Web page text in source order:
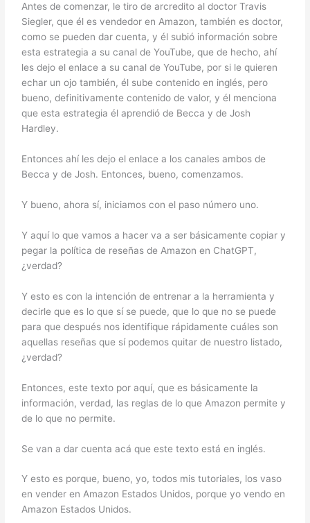
Antes de comenzar, le tiro de arcredito al doctor Travis
Siegler, que él es vendedor en Amazon, también es doctor,
como se pueden dar cuenta, y él subió información sobre
esta estrategia a su canal de YouTube, que de hecho, ahí
les dejo el enlace a su canal de YouTube, por si le quieren
echar un ojo también, él sube contenido en inglés, pero
bueno, definitivamente contenido de valor, y él menciona
que esta estrategia él aprendió de Becca y de Josh
Hardley.
Entonces ahí les dejo el enlace a los canales ambos de
Becca y de Josh. Entonces, bueno, comenzamos.
Y bueno, ahora sí, iniciamos con el paso número uno.
Y aquí lo que vamos a hacer va a ser básicamente copiar y
pegar la política de reseñas de Amazon en ChatGPT,
¿verdad?
Y esto es con la intención de entrenar a la herramienta y
decirle que es lo que sí se puede, que lo que no se puede
para que después nos identifique rápidamente cuáles son
aquellas reseñas que sí podemos quitar de nuestro listado,
¿verdad?
Entonces, este texto por aquí, que es básicamente la
información, verdad, las reglas de lo que Amazon permite y
de lo que no permite.
Se van a dar cuenta acá que este texto está en inglés.
Y esto es porque, bueno, yo, todos mis tutoriales, los vaso
en vender en Amazon Estados Unidos, porque yo vendo en
Amazon Estados Unidos.